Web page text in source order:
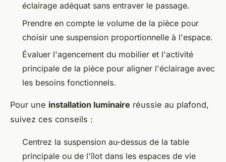
éclairage adéquat sans entraver le passage.
Prendre en compte le volume de la pièce pour
choisir une suspension proportionnelle à l'espace.
Évaluer l'agencement du mobilier et l'activité
principale de la pièce pour aligner l'éclairage avec
les besoins fonctionnels.
Pour une installation luminaire réussie au plafond,
suivez ces conseils :
Centrez la suspension au-dessus de la table
principale ou de l'îlot dans les espaces de vie